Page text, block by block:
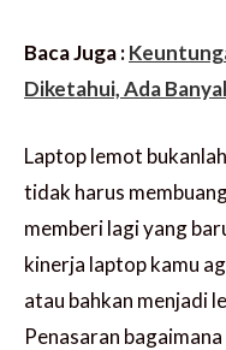
Baca Juga :
Diketahui, Ada
Laptop lemot
tidak harus
memberi lagi yang
kinerja laptop kamu
atau bahkan menjadi
Penasaran